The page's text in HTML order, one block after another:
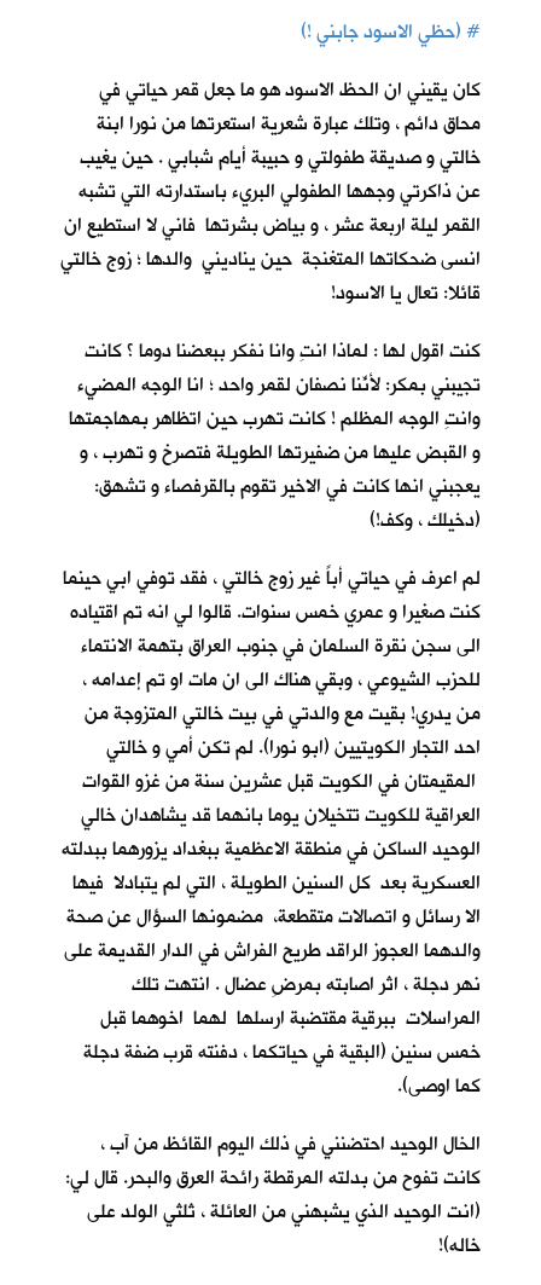
#(حظي الاسود جابني !)
كان يقيني ان الحظ الاسود هو ما جعل قمر حياتي في
محاق دائم ، وتلك عبارة شعرية استعرتها من نورا ابنة
خالتي و صديقة طفولتي و حبيبة أيام شبابي . حين يغيب
عن ذاكرتي وجهها الطفولي البريء باستدارته التي تشبه
القمر ليلة اربعة عشر ، و بياض بشرتها فاني لا استطيع ان
انسى ضحكاتها المتغنجة حين يناديني والدها ؛ زوج خالتي
قائلا: تعال يا الاسود!
كنت اقول لها : لماذا انتِ وانا نفكر ببعضنا دوما ؟ كانت
تجيبني بمكر: لأنّنا نصفانِ لقمر واحد ؛ انا الوجه المضيء
وانتِ الوجه المظلم ! كانت تهرب حين اتظاهر بمهاجمتها
و القبض عليها من ضفيرتها الطويلة فتصرخ و تهرب ، و
يعجبني انها كانت في الاخير تقوم بالقرفصاء و تشهق:
(دخيلك ، وكف!)
لم اعرف في حياتي أباً غير زوج خالتي ، فقد توفي ابي حينما
كنت صغيرا و عمري خمس سنوات. قالوا لي انه تم اقتياده
الى سجن نقرة السلمان في جنوب العراق بتهمة الانتماء
للحزب الشيوعي ، وبقي هناك الى ان مات او تم إعدامه ،
من يدري! بقيت مع والدتي في بيت خالتي المتزوجة من
احد التجار الكويتيين (ابو نورا). لم تكن أمي و خالتي
المقيمتان في الكويت قبل عشرين سنة من غزو القوات
العراقية للكويت تتخيلان يوما بانهما قد يشاهدان خالي
الوحيد الساكن في منطقة الاعظمية ببغداد يزورهما ببدلته
العسكرية بعد كل السنين الطويلة ، التي لم يتبادلا فيها
الا رسائل و اتصالات متقطعة، مضمونها السؤال عن صحة
والدهما العجوز الراقد طريح الفراش في الدار القديمة على
نهر دجلة ، اثر اصابته بمرضِ عضال . انتهت تلك
المراسلات ببرقية مقتضبة ارسلها لهما اخوهما قبل
خمس سنين (البقية في حياتكما ، دفنته قرب ضفة دجلة
كما اوصى).
الخال الوحيد احتضنني في ذلك اليوم القائظ من آب ،
كانت تفوح من بدلته المرقطة رائحة العرق والبحر. قال لي:
(انت الوحيد الذي يشبهني من العائلة ، ثلثي الولد على
خاله)!